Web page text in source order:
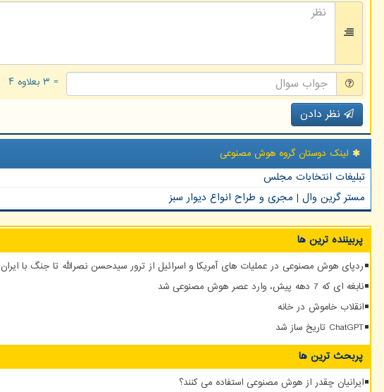
= ۳ بعلاوه ۴
نظر دادن
لینک دوستان گروه هوش مصنوعی
تبلیغات انتخابات مجلس
مستر گرین وال | مجری و طراح انواع دیوار سبز
پربیننده ترین ها
ردپای هوش مصنوعی در عملیات های آمریکا و اسرائیل از ترور سیدحسن نصرالله تا جنگ با ایران
نابغه ای که 7 دهه پیش، وارد عصر هوش مصنوعی شد
انقلاب خاموش در خانه
ChatGPT تاریخ ساز شد
پربحث ترین ها
ایرانیان چقدر از هوش مصنوعی استفاده می کنند؟